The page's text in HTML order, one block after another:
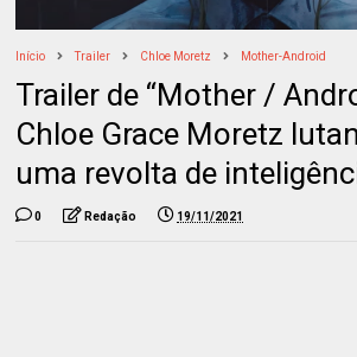
Início Trailer Chloe Moretz Mother-Android
Trailer de “Mother /
Chloe Grace Moretz
uma revolta de
0 Redação 19/11/2021